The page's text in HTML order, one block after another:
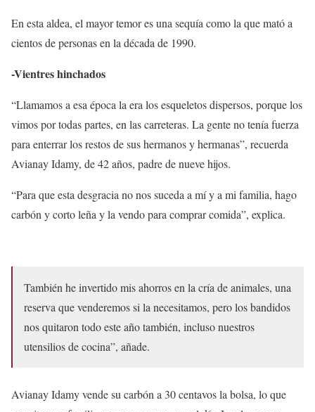
En esta aldea, el mayor temor es una sequía como la que mató a
cientos de personas en la década de 1990.
-Vientres hinchados
“Llamamos a esa época la era los esqueletos dispersos, porque los
vimos por todas partes, en las carreteras. La gente no tenía fuerza
para enterrar los restos de sus hermanos y hermanas”, recuerda
Avianay Idamy, de 42 años, padre de nueve hijos.
“Para que esta desgracia no nos suceda a mí y a mi familia, hago
carbón y corto leña y la vendo para comprar comida”, explica.
También he invertido mis ahorros en la cría de animales, una
reserva que venderemos si la necesitamos, pero los bandidos
nos quitaron todo este año también, incluso nuestros
utensilios de cocina”, añade.
Avianay Idamy vende su carbón a 30 centavos la bolsa, lo que